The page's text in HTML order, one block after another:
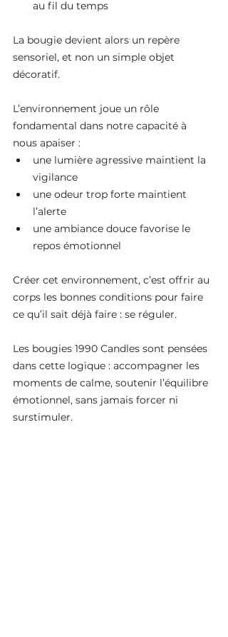
au fil du temps
La bougie devient alors un repère
sensoriel, et non un simple objet
décoratif.
L’environnement joue un rôle
fondamental dans notre capacité à
nous apaiser :
une lumière agressive maintient la
vigilance
une odeur trop forte maintient
l’alerte
une ambiance douce favorise le
repos émotionnel
Créer cet environnement, c’est offrir au
corps les bonnes conditions pour faire
ce qu’il sait déjà faire : se réguler.
Les bougies 1990 Candles sont pensées
dans cette logique : accompagner les
moments de calme, soutenir l’équilibre
émotionnel, sans jamais forcer ni
surstimuler.